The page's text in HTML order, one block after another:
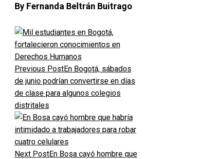
By Fernanda Beltrán Buitrago
Previous PostEn Bogotá, sábados
de junio podrían convertirse en días
de clase para algunos colegios
distritales
Next PostEn Bosa cayó hombre que